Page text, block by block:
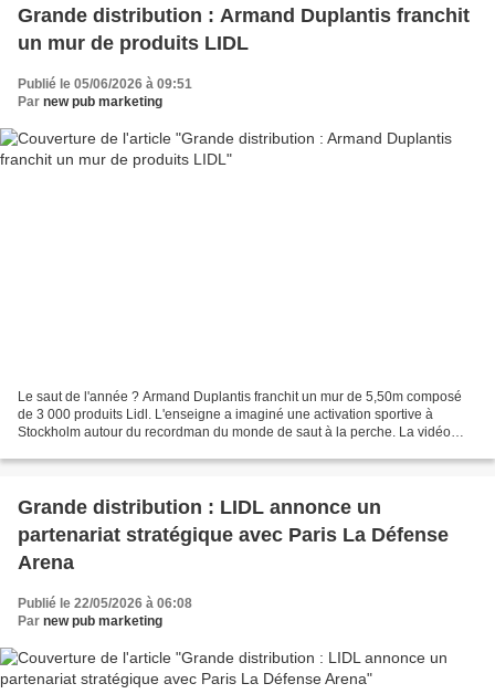
Grande distribution : Armand Duplantis franchit
un mur de produits LIDL
Publié le 05/06/2026 à 09:51
Par new pub marketing
Le saut de l'année ? Armand Duplantis franchit un mur de 5,50m composé
de 3 000 produits Lidl. L'enseigne a imaginé une activation sportive à
Stockholm autour du recordman du monde de saut à la perche. La vidéo
Grande distribution : LIDL annonce un
partenariat stratégique avec Paris La Défense
Arena
Publié le 22/05/2026 à 06:08
Par new pub marketing